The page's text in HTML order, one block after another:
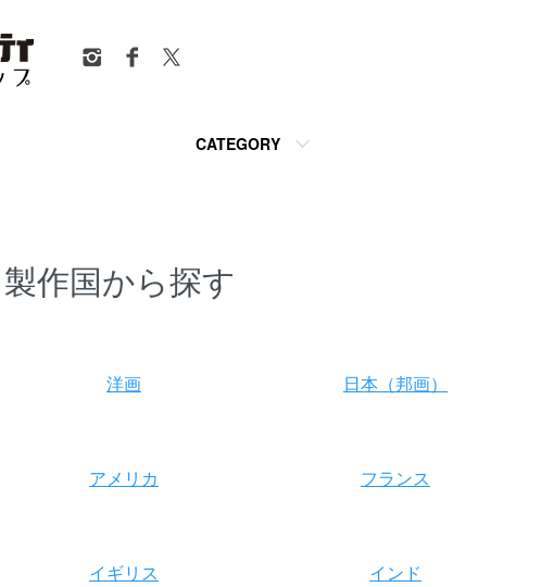
CATEGORY
製作国から探す
洋画
日本（邦画）
アメリカ フランス
イギリス インド